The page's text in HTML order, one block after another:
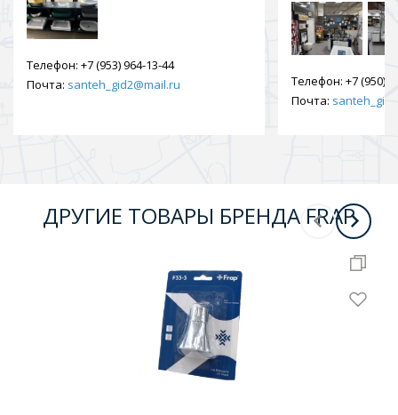
Телефон: +7 (953) 964-13-44
Почта: santeh_gid2@mail.ru Телефон: +7 (950)
Почта:
ДРУГИЕ ТОВАРЫ БРЕНДА FRAP